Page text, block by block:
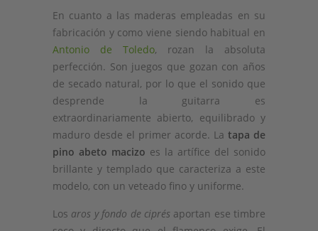
En cuanto a las maderas empleadas en su
fabricación y como viene siendo habitual en
Antonio de Toledo, rozan la absoluta
perfección. Son juegos que gozan con años
de secado natural, por lo que el sonido que
desprende la guitarra es
extraordinariamente abierto, equilibrado y
maduro desde el primer acorde. La tapa de
pino abeto macizo es la artífice del sonido
brillante y templado que caracteriza a este
modelo, con un veteado fino y uniforme.
Los aros y fondo de ciprés aportan ese timbre